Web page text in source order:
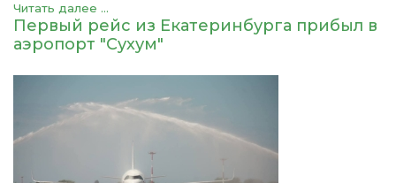
Читать далее ...
Первый рейс из Екатеринбурга прибыл в
аэропорт "Сухум"